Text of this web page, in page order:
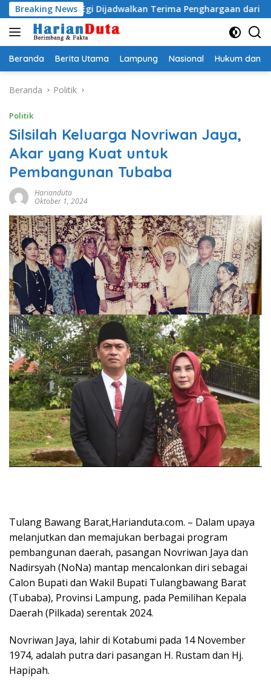
Langsung
ke
konten
Breaking News
Egi Dijadwalkan Terima Penghargaan dari HKBP Lampung
Beranda Berita Utama Lampung Nasional Hukum dan
Beranda Politik
Politik
Silsilah Keluarga Novriwan Jaya,
Akar yang Kuat untuk
Pembangunan Tubaba
Harianduta
Oktober 1, 2024
Tulang Bawang Barat,Harianduta.com. – Dalam upaya
melanjutkan dan memajukan berbagai program
pembangunan daerah, pasangan Novriwan Jaya dan
Nadirsyah (NoNa) mantap mencalonkan diri sebagai
Calon Bupati dan Wakil Bupati Tulangbawang Barat
(Tubaba), Provinsi Lampung, pada Pemilihan Kepala
Daerah (Pilkada) serentak 2024.
Novriwan Jaya, lahir di Kotabumi pada 14 November
1974, adalah putra dari pasangan H. Rustam dan Hj.
Hapipah.